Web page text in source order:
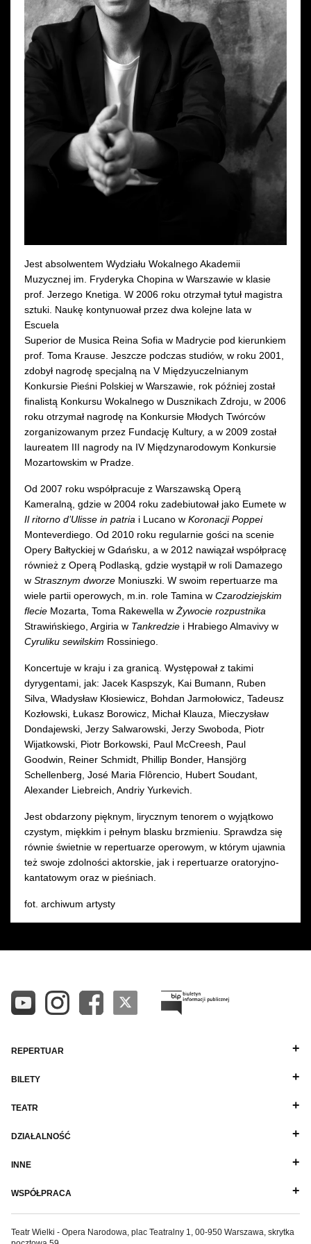
Wynajem kostiumów
Wynajem rekwizytów
Fundusze unijne
Dotacje celowe
Jest absolwentem Wydziału Wokalnego Akademii
Muzycznej im. Fryderyka Chopina w Warszawie w klasie
prof. Jerzego Knetiga. W 2006 roku otrzymał tytuł magistra
sztuki. Naukę kontynuował przez dwa kolejne lata w
Escuela
Superior de Musica Reina Sofia w Madrycie pod kierunkiem
prof. Toma Krause. Jeszcze podczas studiów, w roku 2001,
zdobył nagrodę specjalną na V Międzyuczelnianym
Konkursie Pieśni Polskiej w Warszawie, rok później został
finalistą Konkursu Wokalnego w Dusznikach Zdroju, w 2006
roku otrzymał nagrodę na Konkursie Młodych Twórców
zorganizowanym przez Fundację Kultury, a w 2009 został
laureatem III nagrody na IV Międzynarodowym Konkursie
Mozartowskim w Pradze.
Od 2007 roku współpracuje z Warszawską Operą
Kameralną, gdzie w 2004 roku zadebiutował jako Eumete w
Il ritorno d’Ulisse in patria i Lucano w Koronacji Poppei
Monteverdiego. Od 2010 roku regularnie gości na scenie
Opery Bałtyckiej w Gdańsku, a w 2012 nawiązał współpracę
również z Operą Podlaską, gdzie wystąpił w roli Damazego
w Strasznym dworze Moniuszki. W swoim repertuarze ma
wiele partii operowych, m.in. role Tamina w Czarodziejskim
flecie Mozarta, Toma Rakewella w Żywocie rozpustnika
Strawińskiego, Argiria w Tankredzie i Hrabiego Almavivy w
Cyruliku sewilskim Rossiniego.
Koncertuje w kraju i za granicą. Występował z takimi
dyrygentami, jak: Jacek Kaspszyk, Kai Bumann, Ruben
Silva, Władysław Kłosiewicz, Bohdan Jarmołowicz, Tadeusz
Kozłowski, Łukasz Borowicz, Michał Klauza, Mieczysław
Dondajewski, Jerzy Salwarowski, Jerzy Swoboda, Piotr
Wijatkowski, Piotr Borkowski, Paul McCreesh, Paul
Goodwin, Reiner Schmidt, Phillip Bonder, Hansjörg
Schellenberg, José Maria Flôrencio, Hubert Soudant,
Alexander Liebreich, Andriy Yurkevich.
Jest obdarzony pięknym, lirycznym tenorem o wyjątkowo
czystym, miękkim i pełnym blasku brzmieniu. Sprawdza się
równie świetnie w repertuarze operowym, w którym ujawnia
też swoje zdolności aktorskie, jak i repertuarze oratoryjno-
kantatowym oraz w pieśniach.
fot. archiwum artysty
REPERTUAR
BILETY
TEATR
DZIAŁALNOŚĆ
INNE
WSPÓŁPRACA
Teatr Wielki - Opera Narodowa, plac Teatralny 1, 00-950 Warszawa, skrytka